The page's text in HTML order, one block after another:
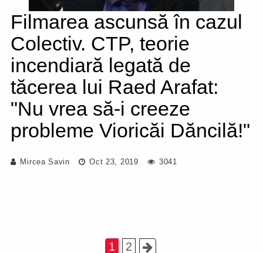
Filmarea ascunsă în cazul
Colectiv. CTP, teorie
incendiară legată de
tăcerea lui Raed Arafat:
"Nu vrea să-i creeze
probleme Vioricăi Dăncilă!"
Mircea Savin Oct 23, 2019 3041
1 2